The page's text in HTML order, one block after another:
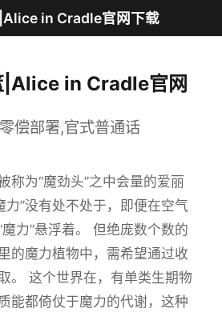
in Cradle官网下载
|Alice in Cradle官网
偿部署,官式普通话
称为“魔劲头”之中会量的爱丽
力”没有处不处于，即便在空气
力”悬浮着。 但绝庞数个数的
的魔力植物中，需希望通过收
。 这个世界在，有单类生期物
能都倚仗于魔力的代谢，这种